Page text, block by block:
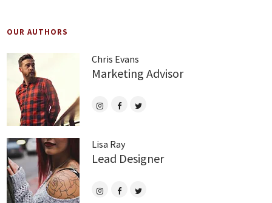
OUR AUTHORS
Chris Evans
Marketing Advisor
Lisa Ray
Lead Designer